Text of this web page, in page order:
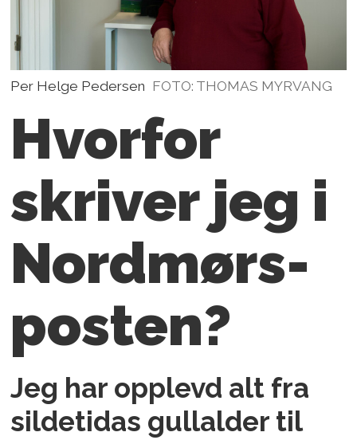
Per Helge Pedersen FOTO: THOMAS MYRVANG
Hvorfor
skriver jeg i
Nordmørs­
posten?
Jeg har opplevd alt fra
sildetidas gullalder til